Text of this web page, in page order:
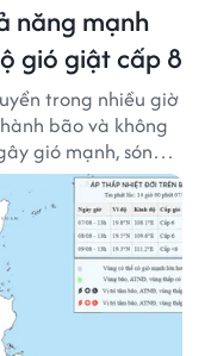
năng mạnh
gió giật cấp 8
trong nhiều giờ
bão và không
gió mạnh, sóng